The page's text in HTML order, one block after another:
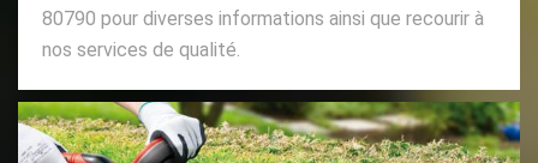
80790 pour diverses informations ainsi que recourir à
nos services de qualité.